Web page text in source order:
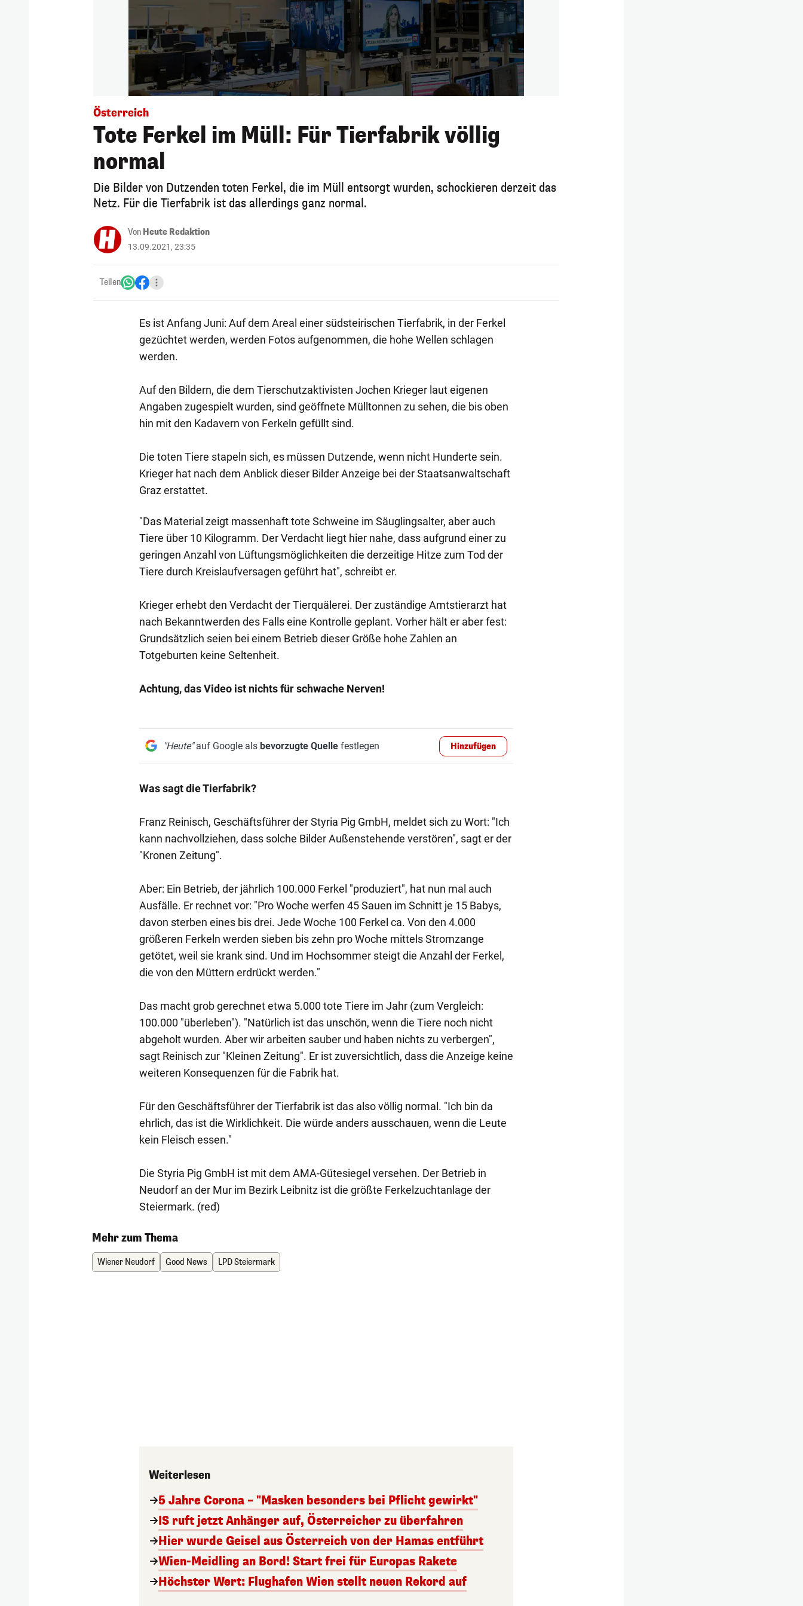
Österreich
Tote Ferkel im Müll: Für Tierfabrik völlig
normal
Die Bilder von Dutzenden toten Ferkel, die im Müll entsorgt wurden, schockieren derzeit das
Netz. Für die Tierfabrik ist das allerdings ganz normal.
Von Heute Redaktion
13.09.2021, 23:35
Teilen
Es ist Anfang Juni: Auf dem Areal einer südsteirischen Tierfabrik, in der Ferkel
gezüchtet werden, werden Fotos aufgenommen, die hohe Wellen schlagen
werden.
Auf den Bildern, die dem Tierschutzaktivisten Jochen Krieger laut eigenen
Angaben zugespielt wurden, sind geöffnete Mülltonnen zu sehen, die bis oben
hin mit den Kadavern von Ferkeln gefüllt sind.
Die toten Tiere stapeln sich, es müssen Dutzende, wenn nicht Hunderte sein.
Krieger hat nach dem Anblick dieser Bilder Anzeige bei der Staatsanwaltschaft
Graz erstattet.
"Das Material zeigt massenhaft tote Schweine im Säuglingsalter, aber auch
Tiere über 10 Kilogramm. Der Verdacht liegt hier nahe, dass aufgrund einer zu
geringen Anzahl von Lüftungsmöglichkeiten die derzeitige Hitze zum Tod der
Tiere durch Kreislaufversagen geführt hat", schreibt er.
Krieger erhebt den Verdacht der Tierquälerei. Der zuständige Amtstierarzt hat
nach Bekanntwerden des Falls eine Kontrolle geplant. Vorher hält er aber fest:
Grundsätzlich seien bei einem Betrieb dieser Größe hohe Zahlen an
Totgeburten keine Seltenheit.
Achtung, das Video ist nichts für schwache Nerven!
"Heute"auf Google als bevorzugte Quellefestlegen Hinzufügen
Was sagt die Tierfabrik?
Franz Reinisch, Geschäftsführer der Styria Pig GmbH, meldet sich zu Wort: "Ich
kann nachvollziehen, dass solche Bilder Außenstehende verstören", sagt er der
"Kronen Zeitung".
Aber: Ein Betrieb, der jährlich 100.000 Ferkel "produziert", hat nun mal auch
Ausfälle. Er rechnet vor: "Pro Woche werfen 45 Sauen im Schnitt je 15 Babys,
davon sterben eines bis drei. Jede Woche 100 Ferkel ca. Von den 4.000
größeren Ferkeln werden sieben bis zehn pro Woche mittels Stromzange
getötet, weil sie krank sind. Und im Hochsommer steigt die Anzahl der Ferkel,
die von den Müttern erdrückt werden."
Das macht grob gerechnet etwa 5.000 tote Tiere im Jahr (zum Vergleich:
100.000 "überleben"). "Natürlich ist das unschön, wenn die Tiere noch nicht
abgeholt wurden. Aber wir arbeiten sauber und haben nichts zu verbergen",
sagt Reinisch zur "Kleinen Zeitung". Er ist zuversichtlich, dass die Anzeige keine
weiteren Konsequenzen für die Fabrik hat.
Für den Geschäftsführer der Tierfabrik ist das also völlig normal. "Ich bin da
ehrlich, das ist die Wirklichkeit. Die würde anders ausschauen, wenn die Leute
kein Fleisch essen."
Die Styria Pig GmbH ist mit dem AMA-Gütesiegel versehen. Der Betrieb in
Neudorf an der Mur im Bezirk Leibnitz ist die größte Ferkelzuchtanlage der
Steiermark. (red)
Mehr zum Thema
Wiener Neudorf Good News LPD Steiermark
Weiterlesen
5 Jahre Corona – "Masken besonders bei Pflicht gewirkt"
IS ruft jetzt Anhänger auf, Österreicher zu überfahren
Hier wurde Geisel aus Österreich von der Hamas entführt
Wien-Meidling an Bord! Start frei für Europas Rakete
Höchster Wert: Flughafen Wien stellt neuen Rekord auf